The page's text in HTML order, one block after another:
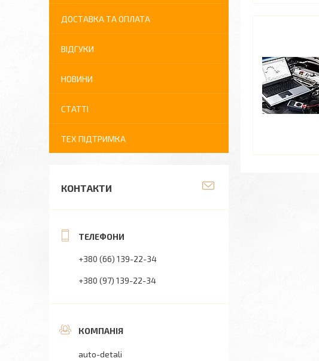
ДОСТАВКА ТА ОПЛАТА
ВІДГУКИ
НОВИНИ
СТАТТІ
ТЕХ ПІДТРИМКА
КОНТАКТИ
+380 (66) 139-22-34
+380 (97) 139-22-34
auto-detali